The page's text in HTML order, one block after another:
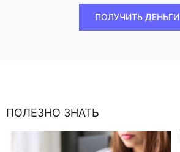
ПОЛУЧИТЬ ДЕНЬГИ
ПОЛЕЗНО ЗНАТЬ